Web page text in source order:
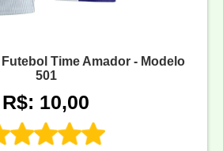
Time Amador - Modelo
501
R$: 10,00